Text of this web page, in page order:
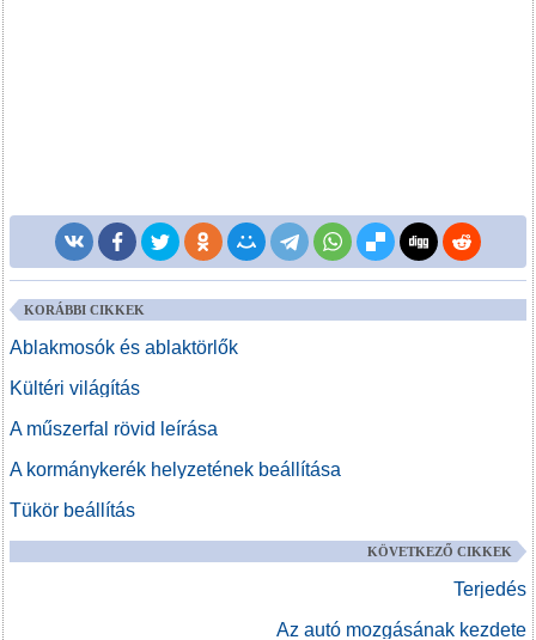
KORÁBBI CIKKEK
Ablakmosók és ablaktörlők
Kültéri világítás
A műszerfal rövid leírása
A kormánykerék helyzetének beállítása
Tükör beállítás
KÖVETKEZŐ CIKKEK
Terjedés
Az autó mozgásának kezdete